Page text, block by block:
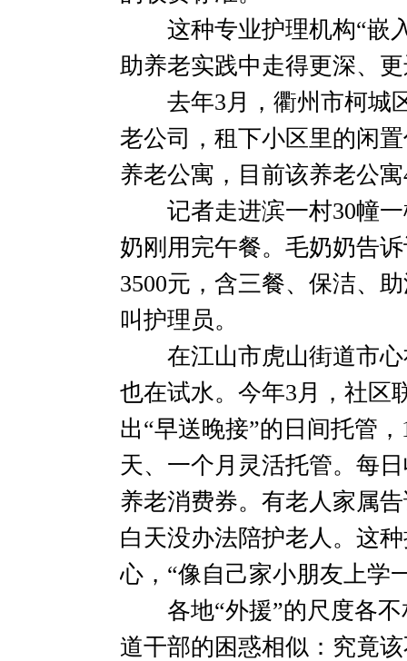
这种专业护理机构“嵌
助养老实践中走得更深、
去年3月，衢州市柯城
老公司，租下小区里的闲
养老公寓，目前该养老公
记者走进滨一村30幢一
奶刚用完午餐。毛奶奶告
3500元，含三餐、保洁、
叫护理员。
在江山市虎山街道市心
也在试水。今年3月，社区
出“早送晚接”的日间托管
天、一个月灵活托管。每
养老消费券。有老人家属
白天没办法陪护老人。这
心，“像自己家小朋友上学
各地“外援”的尺度各不
道干部的困惑相似：究竟